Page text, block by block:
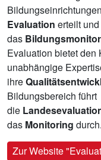
Evaluation erteilt
das
Evaluation bietet den
unabhängige
ihre
Bildungsbereich führt
die
das Monitoring durch.
Zur Website